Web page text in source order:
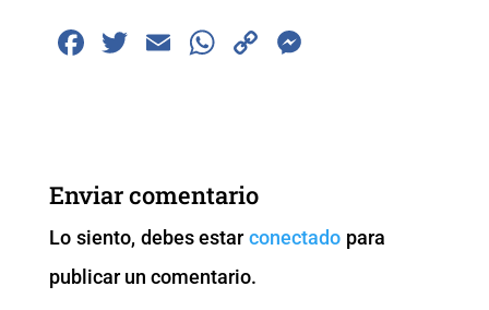
F
b
o
o
k
T
E
W
A
p
p
C
k
er
Enviar comentario
Lo siento, debes estarconectado para
publicar un comentario.